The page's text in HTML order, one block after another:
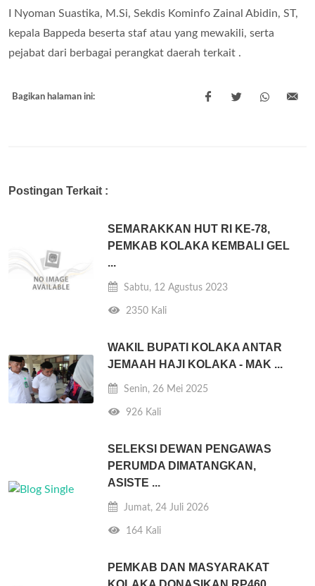
I Nyoman Suastika, M.Si, Sekdis Kominfo Zainal Abidin, ST,
kepala Bappeda beserta staf atau yang mewakili, serta
pejabat dari berbagai perangkat daerah terkait .
Bagikan halaman ini:
Postingan Terkait :
SEMARAKKAN HUT RI KE-78,
PEMKAB KOLAKA KEMBALI GEL
...
Sabtu, 12 Agustus 2023
2350 Kali
WAKIL BUPATI KOLAKA ANTAR
JEMAAH HAJI KOLAKA - MAK ...
Senin, 26 Mei 2025
926 Kali
SELEKSI DEWAN PENGAWAS
PERUMDA DIMATANGKAN,
ASISTE ...
Jumat, 24 Juli 2026
164 Kali
PEMKAB DAN MASYARAKAT